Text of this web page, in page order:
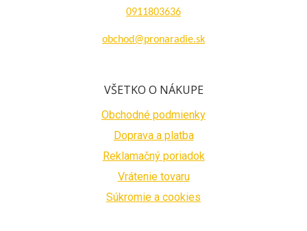
0911803636
obchod@pronaradie.sk
VŠETKO O NÁKUPE
Obchodné podmienky
Doprava a platba
Reklamačný poriadok
Vrátenie tovaru
Súkromie a cookies